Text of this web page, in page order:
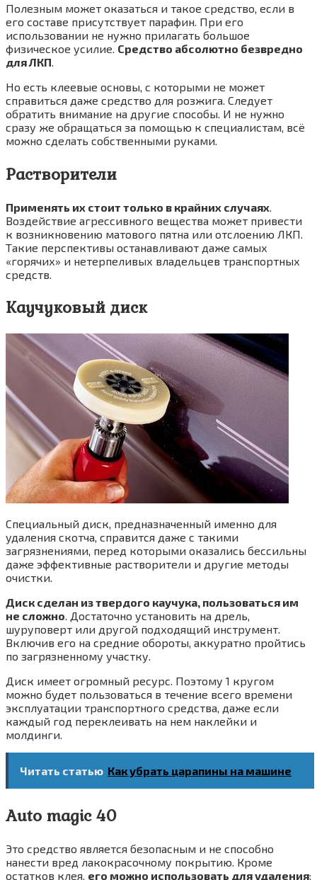
Полезным может оказаться и такое средство, если в
его составе присутствует парафин. При его
использовании не нужно прилагать большое
физическое усилие. Средство абсолютно безвредно
для ЛКП
Но есть клеевые основы, с которыми не может
справиться даже средство для розжига. Следует
обратить внимание на другие способы. И не нужно
сразу же обращаться за помощью к специалистам, всё
можно сделать собственными руками.
Растворители
Применять их стоит только в крайних случаях
Воздействие агрессивного вещества может привести
к возникновению матового пятна или отслоению ЛКП.
Такие перспективы останавливают даже самых
«горячих» и нетерпеливых владельцев транспортных
средств.
Каучуковый диск
Специальный диск, предназначенный именно для
удаления скотча, справится даже с такими
загрязнениями, перед которыми оказались бессильны
даже эффективные растворители и другие методы
очистки.
Диск сделан из твердого каучука, пользоваться им
не сложно. Достаточно установить на дрель,
шуруповерт или другой подходящий инструмент.
Включив его на средние обороты, аккуратно пройтись
по загрязненному участку.
Диск имеет огромный ресурс. Поэтому 1 кругом
можно будет пользоваться в течение всего времени
эксплуатации транспортного средства, даже если
каждый год переклеивать на нем наклейки и
молдинги.
Читать статью Как убрать царапины на машине
Auto magic 40
Это средство является безопасным и не способно
нанести вред лакокрасочному покрытию. Кроме
остатков клея, его можно использовать для удаления: